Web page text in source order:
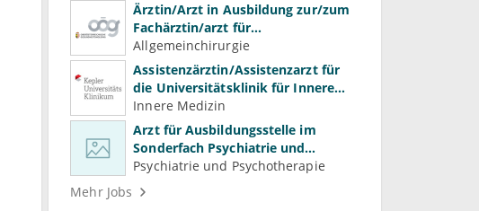
Ärztin/Arzt in Ausbildung zur/zum
Fachärztin/arzt für
Allgemeinchirurgie und
Gefäßchirurgie
Allgemeinchirurgie
Assistenzärztin/Assistenzarzt für
die Universitätsklinik für Innere
Medizin
Innere Medizin
Arzt für Ausbildungsstelle im
Sonderfach Psychiatrie und
Psychotherapeutische Medizin
(m/w/d)
Psychiatrie und Psychotherapie
Mehr Jobs